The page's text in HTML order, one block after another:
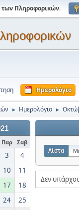
των Πληροφορικών.
Ημερολόγιο
► Ημερολόγιο ►
Παρ Σαβ
3
4
10
11
17
18
24
25
Λίστα
Δεν